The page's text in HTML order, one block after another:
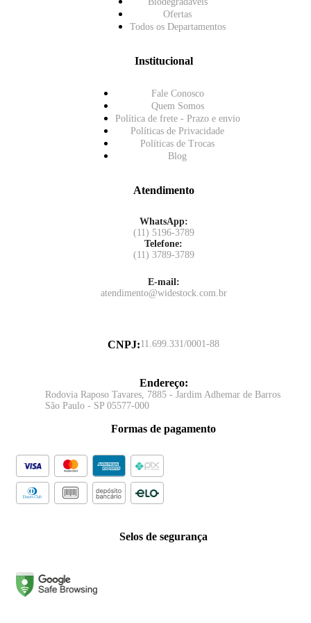
Ofertas
Todos os Departamentos
Institucional
Fale Conosco
Quem Somos
Política de frete - Prazo e envio
Políticas de Privacidade
Políticas de Trocas
Blog
Atendimento
WhatsApp:
(11) 5196-3789
Telefone:
(11) 3789-3789
E-mail:
atendimento@widestock.com.br
CNPJ:11.699.331/0001-88
Endereço:
Rodovia Raposo Tavares, 7885 - Jardim Adhemar de Barros
São Paulo - SP 05577-000
Formas de pagamento
Selos de segurança